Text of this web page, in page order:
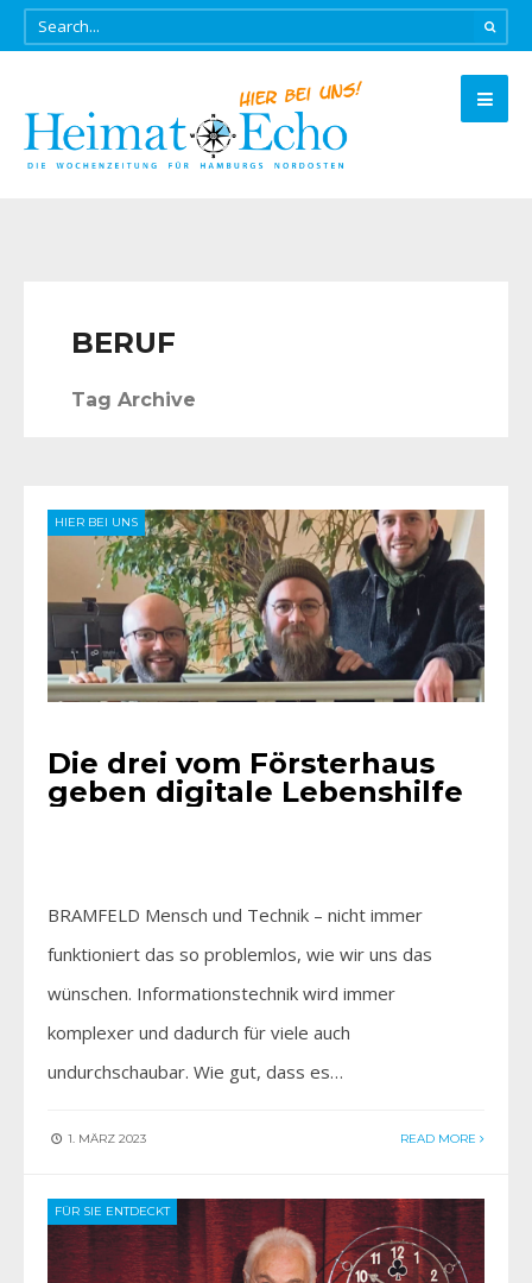
BERUF
Tag Archive
HIER BEI UNS
Die drei vom Försterhaus
geben digitale Lebenshilfe
BRAMFELD Mensch und Technik – nicht immer
funktioniert das so problemlos, wie wir uns das
wünschen. Informationstechnik wird immer
komplexer und dadurch für viele auch
undurchschaubar. Wie gut, dass es…
1. MÄRZ 2023 READ MORE
FÜR SIE ENTDECKT